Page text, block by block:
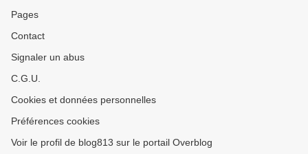
Pages
Contact
Signaler un abus
C.G.U.
Cookies et données personnelles
Préférences cookies
Voir le profil de blog813 sur le portail Overblog